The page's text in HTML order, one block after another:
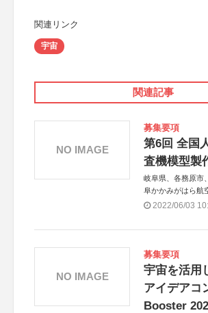
関連リンク
宇宙
関連記事
募集要項
第6回 全国
査機模型製
岐阜県、各務原市
阜かかみがはら航
2022/06/03
NO IMAGE
募集要項
宇宙を活用
アイデアコ
Booster
NO IMAGE